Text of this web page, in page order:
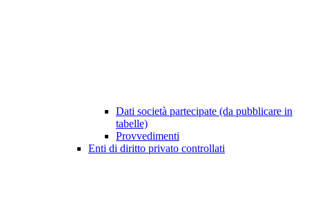
Dati società partecipate (da pubblicare in
tabelle)
Provvedimenti
Enti di diritto privato controllati